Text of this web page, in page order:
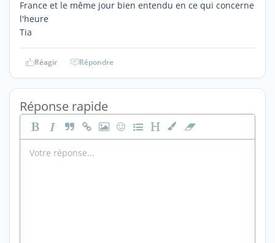
France et le même jour bien entendu en ce qui concerne
l'heure
Tia
Réagir Répondre
Réponse rapide